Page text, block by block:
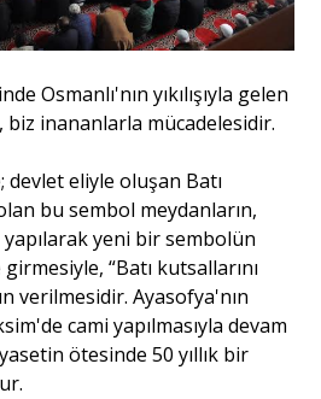
Osmanlı'nın yıkılışıyla gelen
biz inananlarla mücadelesidir.
devlet eliyle oluşan Batı
bu sembol meydanların,
yeni bir sembolün
“Batı kutsallarını
verilmesidir. Ayasofya'nın
cami yapılmasıyla devam
ötesinde 50 yıllık bir